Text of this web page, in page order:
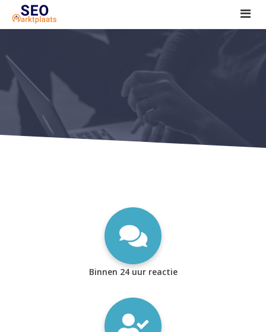
SEO tools reviews
Marketeer bij jou in de buurt?
Offerte
1. Seo voor beginners +
2. Onderzoeken +
Binnen 24 uur reactie